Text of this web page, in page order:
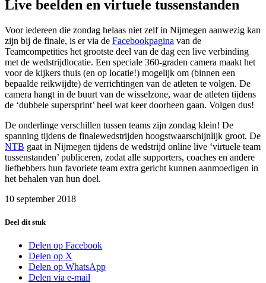
Live beelden en virtuele tussenstanden
Voor iedereen die zondag helaas niet zelf in Nijmegen aanwezig kan
zijn bij de finale, is er via de Facebookpagina van de
Teamcompetities het grootste deel van de dag een live verbinding
met de wedstrijdlocatie. Een speciale 360-graden camera maakt het
voor de kijkers thuis (en op locatie!) mogelijk om (binnen een
bepaalde reikwijdte) de verrichtingen van de atleten te volgen. De
camera hangt in de buurt van de wisselzone, waar de atleten tijdens
de ‘dubbele supersprint’ heel wat keer doorheen gaan. Volgen dus!
De onderlinge verschillen tussen teams zijn zondag klein! De
spanning tijdens de finalewedstrijden hoogstwaarschijnlijk groot. De
NTB gaat in Nijmegen tijdens de wedstrijd online live ‘virtuele team
tussenstanden’ publiceren, zodat alle supporters, coaches en andere
liefhebbers hun favoriete team extra gericht kunnen aanmoedigen in
het behalen van hun doel.
10 september 2018
Deel dit stuk
Delen op Facebook
Delen op X
Delen op WhatsApp
Delen via e-mail